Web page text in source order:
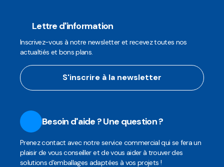
Lettre d'information
Inscrivez-vous à notre newsletter et recevez toutes nos
actualtiés et bons plans.
S'inscrire à la newsletter
Besoin d'aide ? Une question ?
Prenez contact avec notre service commercial qui se fera un
plaisir de vous conseiller et de vous aider à trouver des
solutions d'emballages adaptées à vos projets !